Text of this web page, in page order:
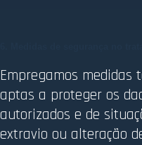
Empregamos medidas
aptas a proteger os
autorizados e de
extravio ou alteração